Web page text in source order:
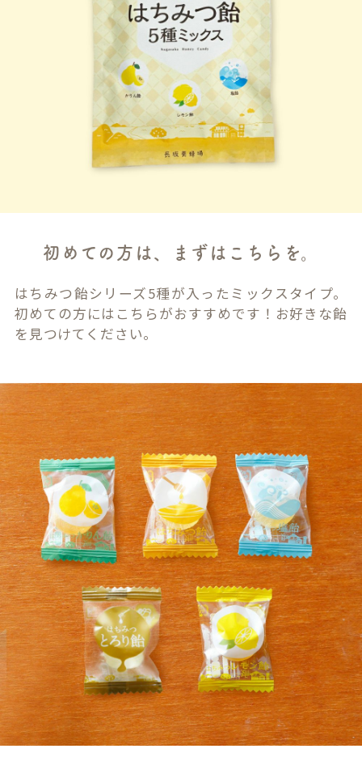
初めての方は、まずはこちらを。
はちみつ飴シリーズ5種が入ったミックスタイプ。
初めての方にはこちらがおすすめです！お好きな飴
を見つけてください。